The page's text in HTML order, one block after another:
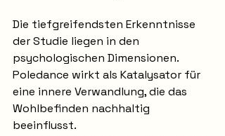
Die tiefgreifendsten Erkenntnisse
der Studie liegen in den
psychologischen Dimensionen.
Poledance wirkt als Katalysator für
eine innere Verwandlung, die das
Wohlbefinden nachhaltig
beeinflusst.